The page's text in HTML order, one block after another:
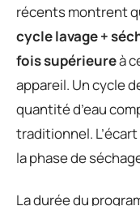
récents montrent
cycle lavage +
fois supérieureà
appareil. Un cycle
quantité d’eau
traditionnel.
la phase de
La durée du